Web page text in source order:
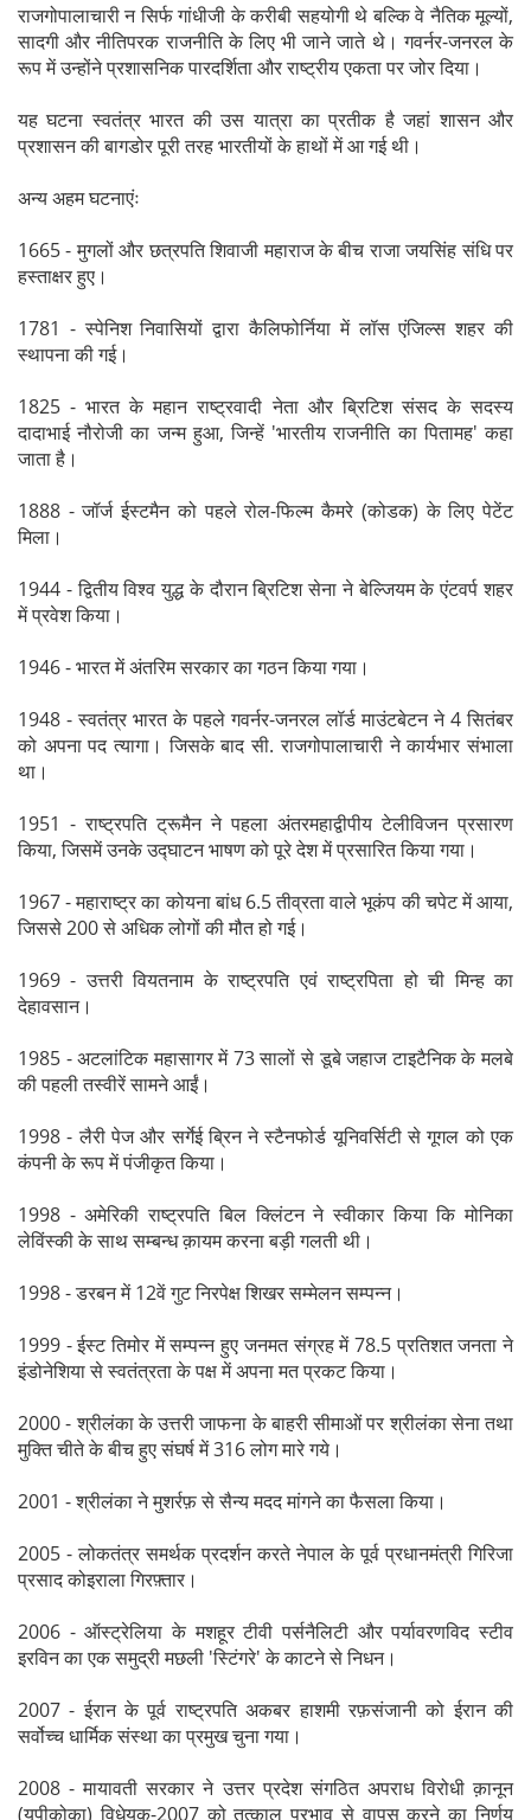
राजगोपालाचारी न सिर्फ गांधीजी के करीबी सहयोगी थे बल्कि वे नैतिक मूल्यों,
सादगी और नीतिपरक राजनीति के लिए भी जाने जाते थे। गवर्नर-जनरल के
रूप में उन्होंने प्रशासनिक पारदर्शिता और राष्ट्रीय एकता पर जोर दिया।
यह घटना स्वतंत्र भारत की उस यात्रा का प्रतीक है जहां शासन और
प्रशासन की बागडोर पूरी तरह भारतीयों के हाथों में आ गई थी।
अन्य अहम घटनाएंः
1665 - मुगलों और छत्रपति शिवाजी महाराज के बीच राजा जयसिंह संधि पर
हस्ताक्षर हुए।
1781 - स्पेनिश निवासियों द्वारा कैलिफोर्निया में लॉस एंजिल्स शहर की
स्थापना की गई।
1825 - भारत के महान राष्ट्रवादी नेता और ब्रिटिश संसद के सदस्य
दादाभाई नौरोजी का जन्म हुआ, जिन्हें 'भारतीय राजनीति का पितामह' कहा
जाता है।
1888 - जॉर्ज ईस्टमैन को पहले रोल-फिल्म कैमरे (कोडक) के लिए पेटेंट
मिला।
1944 - द्वितीय विश्व युद्ध के दौरान ब्रिटिश सेना ने बेल्जियम के एंटवर्प शहर
में प्रवेश किया।
1946 - भारत में अंतरिम सरकार का गठन किया गया।
1948 - स्वतंत्र भारत के पहले गवर्नर-जनरल लॉर्ड माउंटबेटन ने 4 सितंबर
को अपना पद त्यागा। जिसके बाद सी. राजगोपालाचारी ने कार्यभार संभाला
था।
1951 - राष्ट्रपति ट्रूमैन ने पहला अंतरमहाद्वीपीय टेलीविजन प्रसारण
किया, जिसमें उनके उद्घाटन भाषण को पूरे देश में प्रसारित किया गया।
1967 - महाराष्ट्र का कोयना बांध 6.5 तीव्रता वाले भूकंप की चपेट में आया,
जिससे 200 से अधिक लोगों की मौत हो गई।
1969 - उत्तरी वियतनाम के राष्ट्रपति एवं राष्ट्रपिता हो ची मिन्ह का
देहावसान।
1985 - अटलांटिक महासागर में 73 सालों से डूबे जहाज टाइटैनिक के मलबे
की पहली तस्वीरें सामने आईं।
1998 - लैरी पेज और सर्गेई ब्रिन ने स्टैनफोर्ड यूनिवर्सिटी से गूगल को एक
कंपनी के रूप में पंजीकृत किया।
1998 - अमेरिकी राष्ट्रपति बिल क्लिंटन ने स्वीकार किया कि मोनिका
लेविंस्की के साथ सम्बन्ध क़ायम करना बड़ी गलती थी।
1998 - डरबन में 12वें गुट निरपेक्ष शिखर सम्मेलन सम्पन्न।
1999 - ईस्ट तिमोर में सम्पन्न हुए जनमत संग्रह में 78.5 प्रतिशत जनता ने
इंडोनेशिया से स्वतंत्रता के पक्ष में अपना मत प्रकट किया।
2000 - श्रीलंका के उत्तरी जाफना के बाहरी सीमाओं पर श्रीलंका सेना तथा
मुक्ति चीते के बीच हुए संघर्ष में 316 लोग मारे गये।
2001 - श्रीलंका ने मुशर्रफ़ से सैन्य मदद मांगने का फैसला किया।
2005 - लोकतंत्र समर्थक प्रदर्शन करते नेपाल के पूर्व प्रधानमंत्री गिरिजा
प्रसाद कोइराला गिरफ़्तार।
2006 - ऑस्ट्रेलिया के मशहूर टीवी पर्सनैलिटी और पर्यावरणविद स्टीव
इरविन का एक समुद्री मछली 'स्टिंगरे' के काटने से निधन।
2007 - ईरान के पूर्व राष्ट्रपति अकबर हाशमी रफ़संजानी को ईरान की
सर्वोच्च धार्मिक संस्था का प्रमुख चुना गया।
2008 - मायावती सरकार ने उत्तर प्रदेश संगठित अपराध विरोधी क़ानून
(यूपीकोका) विधेयक-2007 को तत्काल प्रभाव से वापस करने का निर्णय